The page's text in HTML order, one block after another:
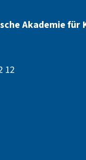
Akademie für
12